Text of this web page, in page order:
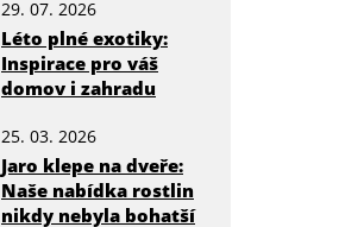
29. 07. 2026
Léto plné exotiky:
Inspirace pro váš
domov i zahradu
25. 03. 2026
Jaro klepe na dveře:
Naše nabídka rostlin
nikdy nebyla bohatší